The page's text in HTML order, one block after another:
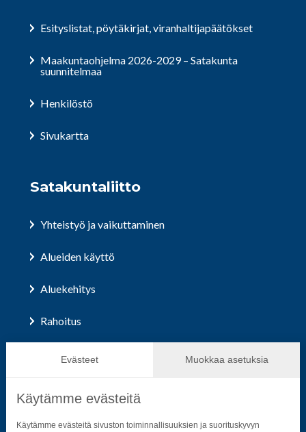
Evästeet Muokkaa asetuksia
Käytämme evästeitä
Käytämme evästeitä sivuston toiminnallisuuksien ja suorituskyvyn
Esityslistat, pöytäkirjat, viranhaltijapäätökset
Maakuntaohjelma 2026-2029 – Satakunta
suunnitelmaa
Henkilöstö
Sivukartta
Satakuntaliitto
Yhteistyö ja vaikuttaminen
Alueiden käyttö
Aluekehitys
Rahoitus
Hallinto ja päätöksenteko
Seuraa sosiaalisessa mediassa